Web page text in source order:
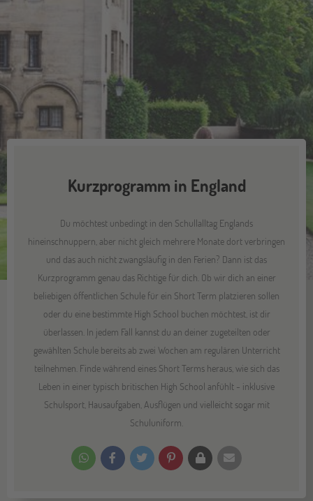
Kurzprogramm in England
Du möchtest unbedingt in den Schullalltag Englands
hineinschnuppern, aber nicht gleich mehrere Monate dort verbringen
und das auch nicht zwangsläufig in den Ferien? Dann ist das
Kurzprogramm genau das Richtige für dich. Ob wir dich an einer
beliebigen öffentlichen Schule für ein Short Term platzieren sollen
oder du eine bestimmte High School buchen möchtest, ist dir
überlassen. In jedem Fall kannst du an deiner zugeteilten oder
gewählten Schule bereits ab zwei Wochen am regulären Unterricht
teilnehmen. Finde während eines Short Terms heraus, wie sich das
Leben in einer typisch britischen High School anfühlt - inklusive
Schulsport, Hausaufgaben, Ausflügen und vielleicht sogar mit
Schuluniform.